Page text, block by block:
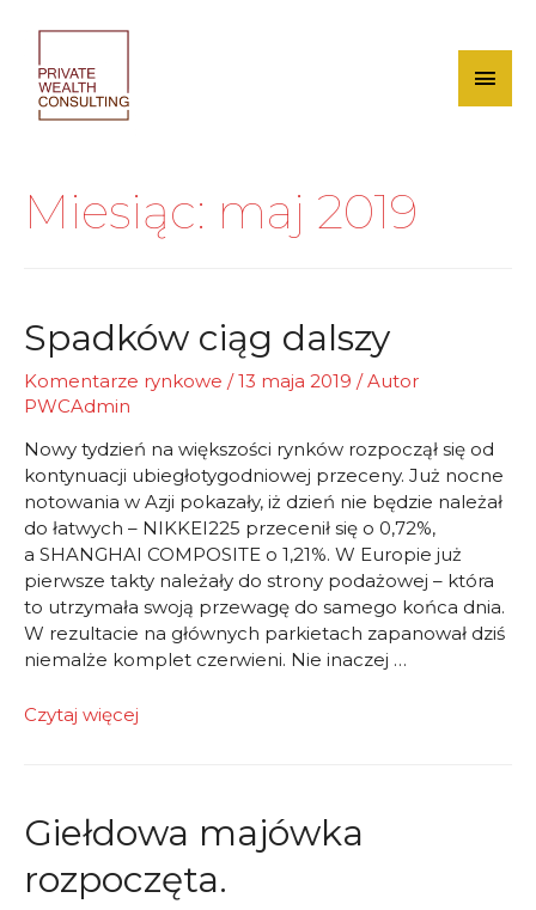
content
Main
Miesiąc: maj 2019
Spadków ciąg dalszy
Komentarze rynkowe /13 maja 2019 / Autor
PWCAdmin
Nowy tydzień na większości rynków rozpoczął się od
kontynuacji ubiegłotygodniowej przeceny. Już nocne
notowania w Azji pokazały, iż dzień nie będzie należał
do łatwych – NIKKEI225 przecenił się o 0,72%,
a SHANGHAI COMPOSITE o 1,21%. W Europie już
pierwsze takty należały do strony podażowej – która
to utrzymała swoją przewagę do samego końca dnia.
W rezultacie na głównych parkietach zapanował dziś
niemalże komplet czerwieni. Nie inaczej …
Spadków
Czytaj więcej
Giełdowa majówka
rozpoczęta.